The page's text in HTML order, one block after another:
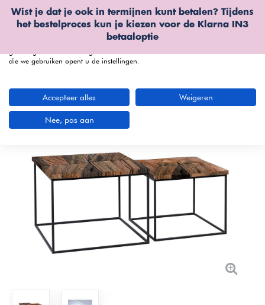
Wist je dat je ook in termijnen kunt betalen? Tijdens
het bestelproces kun je kiezen voor de Klarna IN3
betaaloptie
Wij gebruiken cookies
We kunnen deze plaatsen voor analyse van onze bezoekersgegevens, om
onze website te verbeteren, gepersonaliseerde inhoud te tonen en om u een
die we gebruiken opent u de instellingen.
Accepteer alles Weigeren
Nee, pas aan